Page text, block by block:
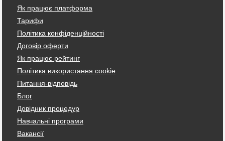
Як працює платформа
Тарифи
Політика конфіденційності
Договір оферти
Як працює рейтинг
Політика використання cookie
Питання-відповідь
Блог
Довідник процедур
Навчальні програми
Вакансії